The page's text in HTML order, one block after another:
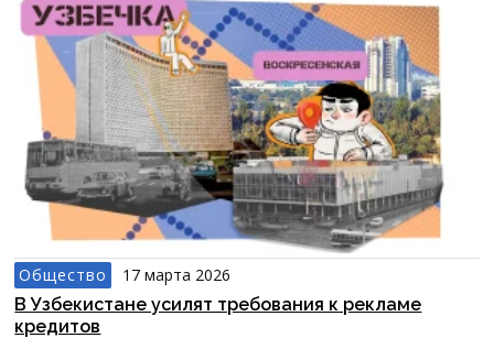
Общество
17 марта 2026
В Узбекистане усилят требования к рекламе
кредитов